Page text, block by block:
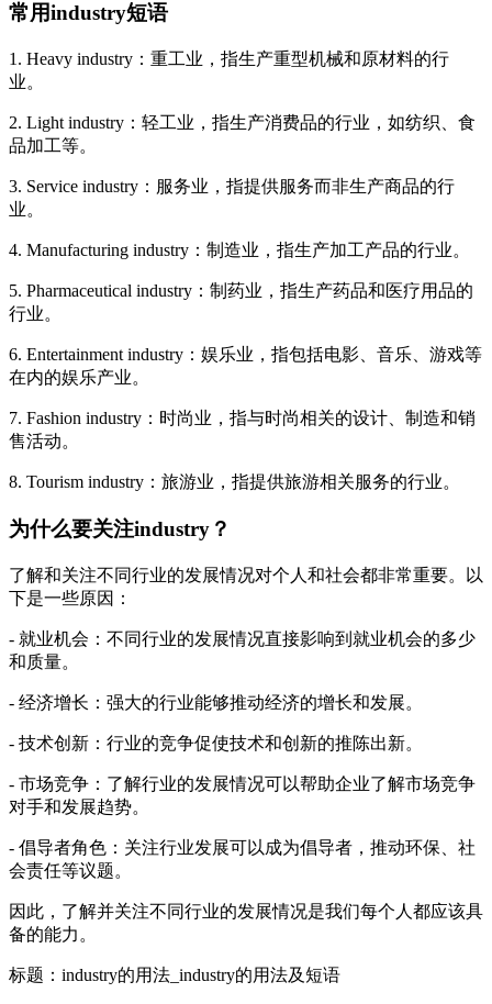
常用industry短语
1. Heavy industry：重工业，指生产重型机械和原材料的行
业。
2. Light industry：轻工业，指生产消费品的行业，如纺织、食
品加工等。
3. Service industry：服务业，指提供服务而非生产商品的行
业。
4. Manufacturing industry：制造业，指生产加工产品的行业。
5. Pharmaceutical industry：制药业，指生产药品和医疗用品的
行业。
6. Entertainment industry：娱乐业，指包括电影、音乐、游戏等
在内的娱乐产业。
7. Fashion industry：时尚业，指与时尚相关的设计、制造和销
售活动。
8. Tourism industry：旅游业，指提供旅游相关服务的行业。
为什么要关注industry？
了解和关注不同行业的发展情况对个人和社会都非常重要。以
下是一些原因：
- 就业机会：不同行业的发展情况直接影响到就业机会的多少
和质量。
- 经济增长：强大的行业能够推动经济的增长和发展。
- 技术创新：行业的竞争促使技术和创新的推陈出新。
- 市场竞争：了解行业的发展情况可以帮助企业了解市场竞争
对手和发展趋势。
- 倡导者角色：关注行业发展可以成为倡导者，推动环保、社
会责任等议题。
因此，了解并关注不同行业的发展情况是我们每个人都应该具
备的能力。
标题：industry的用法_industry的用法及短语